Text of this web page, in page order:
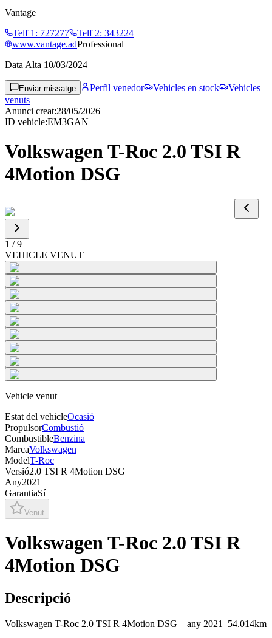
Vantage
Telf 1 : 727277 Telf 2: 343224
www.vantage.adProfessional
Data Alta 10/03/2024
Enviar missatge Perfil venedor Vehicles en stock
Vehicles
venuts
Anunci creat:28/05/2026
ID vehicle:EM3GAN
Volkswagen T-Roc 2.0 TSI R
4Motion DSG
1 /9
VEHICLE VENUT
Vehicle venut
Estat del vehicleOcasió
PropulsorCombustió
CombustibleBenzina
MarcaVolkswagen
ModelT-Roc
Versió2.0 TSI R 4Motion DSG
Any2021
GarantiaSí
Venut
Volkswagen T-Roc 2.0 TSI R
4Motion DSG
Descripció
Volkswagen T-Roc 2.0 TSI R 4Motion DSG _ any 2021_54.014km